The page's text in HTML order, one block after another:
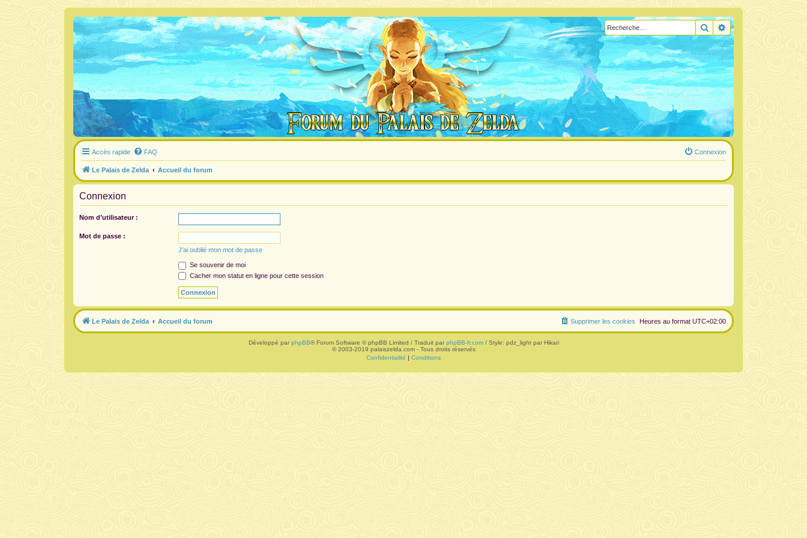
RechercherRecherche avancée
Accès rapide FAQ Connexion
Le Palais de Zelda Accueil du forum
Connexion
Nom d’utilisateur :
Mot de passe :
J’ai oublié mon mot de passe
Se souvenir de moi
Cacher mon statut en ligne pour cette session
Le Palais de Zelda Accueil du forum Heures au format UTC+02:00
Supprimer les cookies
Développé par phpBB® Forum Software © phpBB Limited / Traduit par phpBB-fr.com/ Style: pdz_light par Hikari
© 2003-2019 palaiszelda.com - Tous droits réservés
Confidentialité | Conditions